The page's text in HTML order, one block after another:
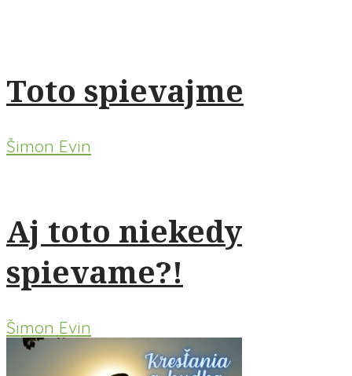
Toto spievajme
Šimon Evin
Aj toto niekedy
spievame?!
Šimon Evin